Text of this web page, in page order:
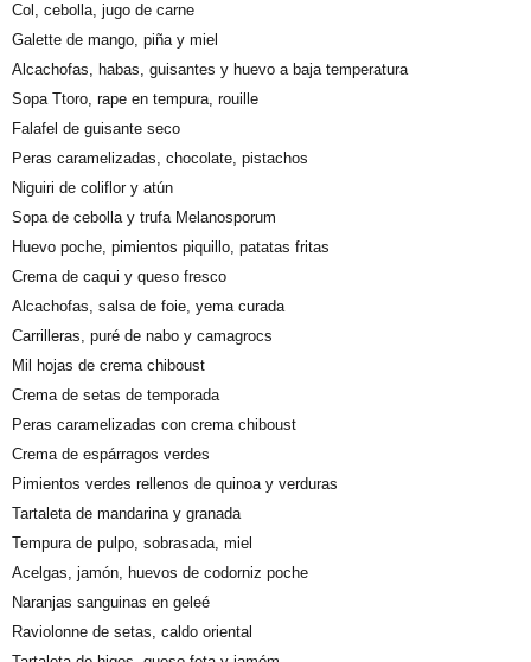
Col, cebolla, jugo de carne
Galette de mango, piña y miel
Alcachofas, habas, guisantes y huevo a baja temperatura
Sopa Ttoro, rape en tempura, rouille
Falafel de guisante seco
Peras caramelizadas, chocolate, pistachos
Niguiri de coliflor y atún
Sopa de cebolla y trufa Melanosporum
Huevo poche, pimientos piquillo, patatas fritas
Crema de caqui y queso fresco
Alcachofas, salsa de foie, yema curada
Carrilleras, puré de nabo y camagrocs
Mil hojas de crema chiboust
Crema de setas de temporada
Peras caramelizadas con crema chiboust
Crema de espárragos verdes
Pimientos verdes rellenos de quinoa y verduras
Tartaleta de mandarina y granada
Tempura de pulpo, sobrasada, miel
Acelgas, jamón, huevos de codorniz poche
Naranjas sanguinas en geleé
Raviolonne de setas, caldo oriental